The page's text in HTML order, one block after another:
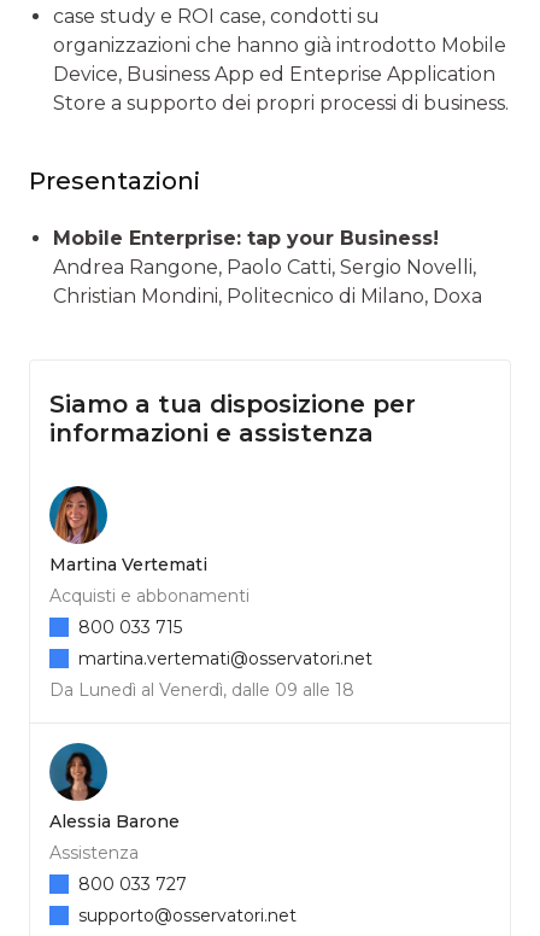
case study e ROI case, condotti su
organizzazioni che hanno già introdotto Mobile
Device, Business App ed Enteprise Application
Store a supporto dei propri processi di business.
Presentazioni
Mobile Enterprise: tap your Business!
Andrea Rangone, Paolo Catti, Sergio Novelli,
Christian Mondini, Politecnico di Milano, Doxa
Siamo a tua disposizione per
informazioni e assistenza
Martina Vertemati
Acquisti e abbonamenti
Da Lunedì al Venerdì, dalle 09 alle 18
800 033 715
martina.vertemati@osservatori.net
Alessia Barone
Assistenza
800 033 727
supporto@osservatori.net